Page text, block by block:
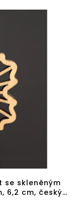
se skleněným
6,2 cm, český